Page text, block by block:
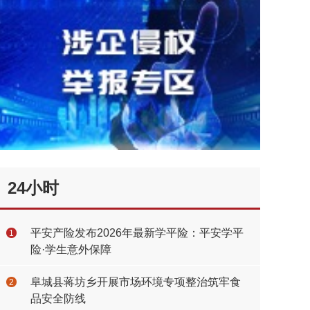
24小时
1
平安产险发布2026年最新学平险：平安学平
险·学生意外保障
2
阜城县蒋坊乡开展市场环境专项整治筑牢食
品安全防线